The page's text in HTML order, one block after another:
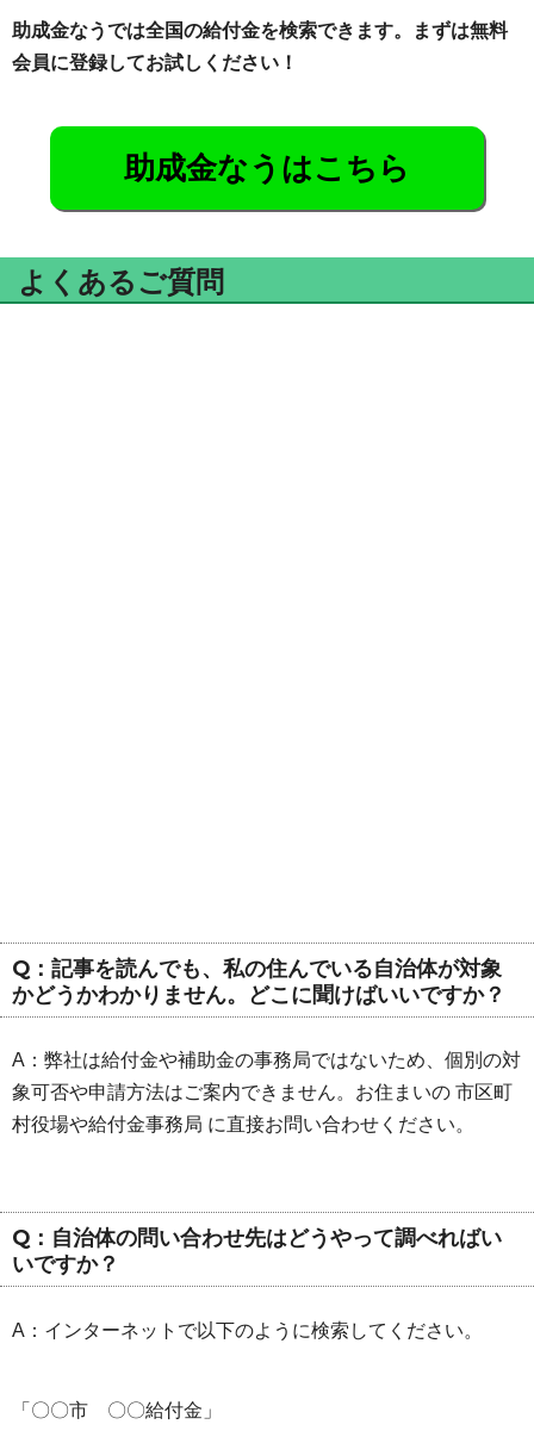
助成金なうでは全国の給付金を検索できます。まずは無料
会員に登録してお試しください！
助成金なうはこちら
よくあるご質問
Q：記事を読んでも、私の住んでいる自治体が対象
かどうかわかりません。どこに聞けばいいですか？
A：弊社は給付金や補助金の事務局ではないため、個別の対
象可否や申請方法はご案内できません。お住まいの 市区町
村役場や給付金事務局 に直接お問い合わせください。
Q：自治体の問い合わせ先はどうやって調べればい
いですか？
A：インターネットで以下のように検索してください。
「〇〇市 〇〇給付金」